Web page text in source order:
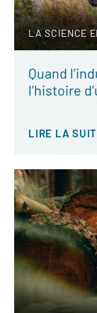
LA SCIENCE
Quand
l’histoire
LIRE LA